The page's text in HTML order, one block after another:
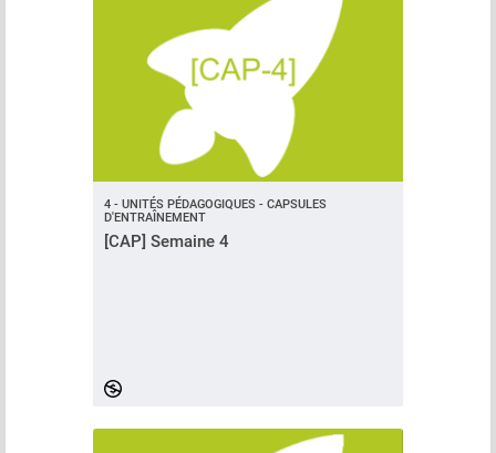
4 - UNITÉS PÉDAGOGIQUES - CAPSULES
D'ENTRAÎNEMENT
[CAP] Semaine 4